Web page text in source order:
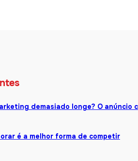
demasiado longe? O
é a melhor forma de competir